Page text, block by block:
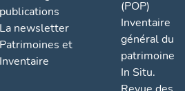
publications
La newsletter
Patrimoines et
Inventaire
(POP)
Inventaire
général du
patrimoine
In Situ.